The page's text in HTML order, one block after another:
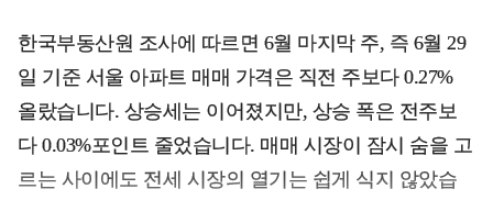
한국부동산원 조사에 따르면 6월 마지막 주, 즉 6월 29
일 기준 서울 아파트 매매 가격은 직전 주보다 0.27%
올랐습니다. 상승세는 이어졌지만, 상승 폭은 전주보
다 0.03%포인트 줄었습니다. 매매 시장이 잠시 숨을 고
르는 사이에도 전세 시장의 열기는 쉽게 식지 않았습